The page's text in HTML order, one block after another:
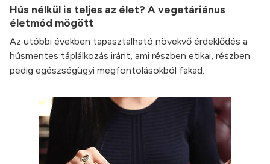
Hús nélkül is teljes az élet? A vegetáriánus
életmód mögött
Az utóbbi években tapasztalható növekvő érdeklődés a
húsmentes táplálkozás iránt, ami részben etikai, részben
pedig egészségügyi megfontolásokból fakad.